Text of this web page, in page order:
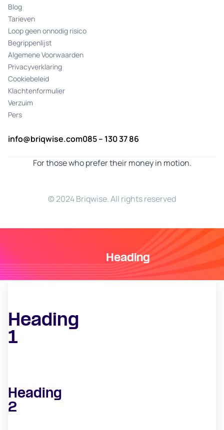
Blog
Tarieven
Loop geen onnodig risico
Begrippenlijst
Algemene Voorwaarden
Privacyverklaring
Cookiebeleid
Klachtenformulier
Verzuim
Pers
info@briqwise.com085 – 130 37 86
For those who prefer their money in motion.
© 2024 Briqwise. All rights reserved
Heading
Heading
1
Heading
2